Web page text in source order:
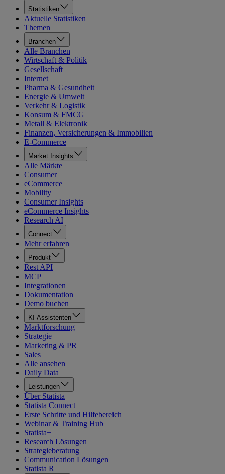
Statistiken
Aktuelle Statistiken
Themen
Branchen
Alle Branchen
Wirtschaft & Politik
Gesellschaft
Internet
Pharma & Gesundheit
Energie & Umwelt
Verkehr & Logistik
Konsum & FMCG
Metall & Elektronik
Finanzen, Versicherungen & Immobilien
E-Commerce
Market Insights
Alle Märkte
Consumer
eCommerce
Mobility
Consumer Insights
eCommerce Insights
Research AI
Connect
Mehr erfahren
Produkt
Rest API
MCP
Integrationen
Dokumentation
Demo buchen
KI-Assistenten
Marktforschung
Strategie
Marketing & PR
Sales
Alle ansehen
Daily Data
Leistungen
Über Statista
Statista Connect
Erste Schritte und Hilfebereich
Webinar & Training Hub
Statista+
Research Lösungen
Strategieberatung
Communication Lösungen
Statista R